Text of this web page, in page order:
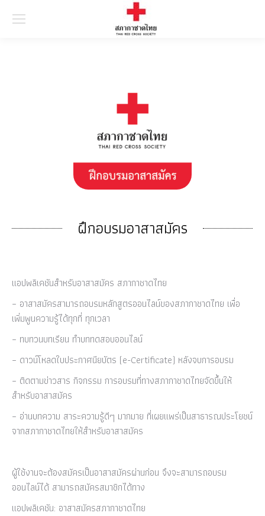
ฝึกอบรมอาสาสมัคร
แอปพลิเคชันสำหรับอาสาสมัคร สภากาชาดไทย
– อาสาสมัครสามารถอบรมหลักสูตรออนไลน์ของสภากาชาดไทย เพื่อ
เพิ่มพูนความรู้ได้ทุกที่ ทุกเวลา
– ทบทวนบทเรียน ทำบททดสอบออนไลน์
– ดาวน์โหลดใบประกาศนียบัตร (e-Certificate) หลังจบการอบรม
– ติดตามข่าวสาร กิจกรรม การอบรมที่ทางสภากาชาดไทยจัดขึ้นให้
สำหรับอาสาสมัคร
– อ่านบทความ สาระความรู้ดีๆ มากมาย ที่เผยแพร่เป็นสาธารณประโยชน์
จากสภากาชาดไทยให้สำหรับอาสาสมัคร
ผู้ใช้งานจะต้องสมัครเป็นอาสาสมัครผ่านก่อน จึงจะสามารถอบรม
ออนไลน์ได้ สามารถสมัครสมาชิกได้ทาง
แอปพลิเคชัน: อาสาสมัครสภากาชาดไทย